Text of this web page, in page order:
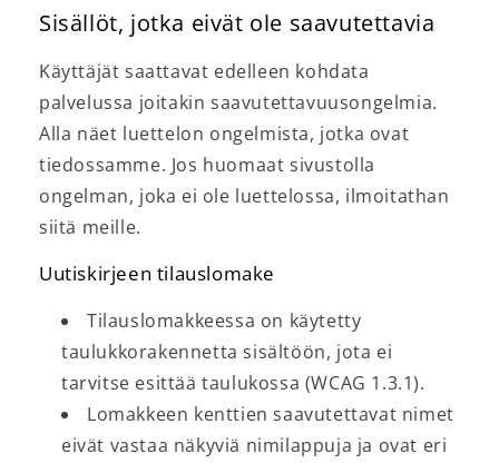
Sisällöt, jotka eivät ole saavutettavia
Käyttäjät saattavat edelleen kohdata
palvelussa joitakin saavutettavuusongelmia.
Alla näet luettelon ongelmista, jotka ovat
tiedossamme. Jos huomaat sivustolla
ongelman, joka ei ole luettelossa, ilmoitathan
siitä meille.
Uutiskirjeen tilauslomake
Tilauslomakkeessa on käytetty
taulukkorakennetta sisältöön, jota ei
tarvitse esittää taulukossa (WCAG 1.3.1).
Lomakkeen kenttien saavutettavat nimet
eivät vastaa näkyviä nimilappuja ja ovat eri